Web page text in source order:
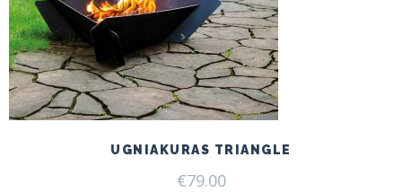
UGNIAKURAS TRIANGLE
€79.00